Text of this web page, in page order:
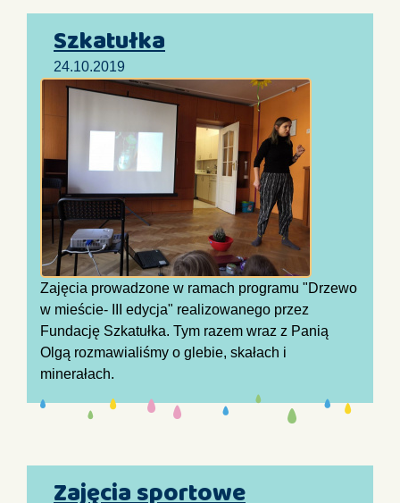
Szkatułka
24.10.2019
Zajęcia prowadzone w ramach programu "Drzewo
w mieście- III edycja" realizowanego przez
Fundację Szkatułka. Tym razem wraz z Panią
Olgą rozmawialiśmy o glebie, skałach i
minerałach.
Zajęcia sportowe